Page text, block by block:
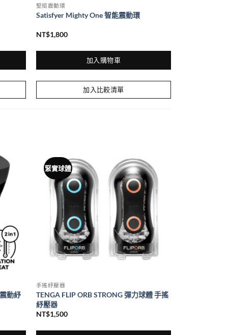
堅挺震動環
Satisfyer Mighty One 智能震動環
NT$1,800
加入購物車
加入比較清單
動紓
緊實球體
手搖紓壓器
TENGA FLIP ORB STRONG 彈力球體 手搖
紓壓器
NT$1,500